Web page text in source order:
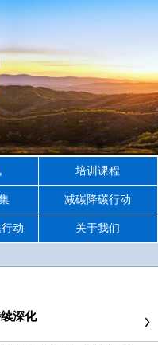
培训课程
减碳降碳行动
动 关于我们
深化